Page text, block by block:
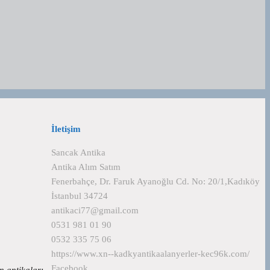
İletişim
Sancak Antika
Antika Alım Satım
Fenerbahçe, Dr. Faruk Ayanoğlu Cd. No: 20/1,Kadıköy
İstanbul 34724
antikaci77@gmail.com
0531 981 01 90
0532 335 75 06
https://www.xn--kadkyantikaalanyerler-kec96k.com/